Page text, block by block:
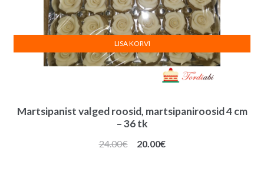
Martsipanist valged roosid, martsipaniroosid 4 cm
– 36 tk
24.00€
Algne
20.00€Praegune
LISA KORVI